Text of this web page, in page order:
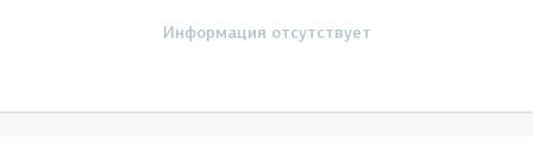
Информация отсутствует